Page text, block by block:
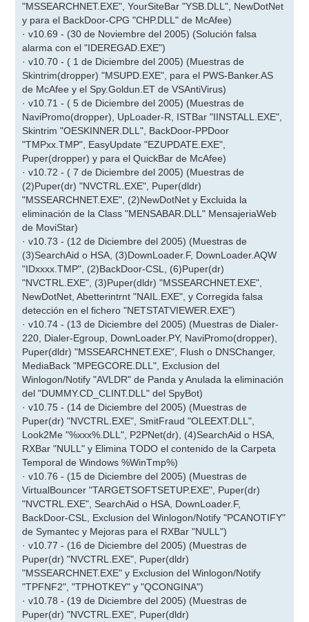
"MSSEARCHNET.EXE", YourSiteBar "YSB.DLL", NewDotNet
y para el BackDoor-CPG "CHP.DLL" de McAfee)
· v10.69 - (30 de Noviembre del 2005) (Solución falsa
alarma con el "IDEREGAD.EXE")
· v10.70 - ( 1 de Diciembre del 2005) (Muestras de
Skintrim(dropper) "MSUPD.EXE", para el PWS-Banker.AS
de McAfee y el Spy.Goldun.ET de VSAntiVirus)
· v10.71 - ( 5 de Diciembre del 2005) (Muestras de
NaviPromo(dropper), UpLoader-R, ISTBar "IINSTALL.EXE",
Skintrim "OESKINNER.DLL", BackDoor-PPDoor
"TMPxx.TMP", EasyUpdate "EZUPDATE.EXE",
Puper(dropper) y para el QuickBar de McAfee)
· v10.72 - ( 7 de Diciembre del 2005) (Muestras de
(2)Puper(dr) "NVCTRL.EXE", Puper(dldr)
"MSSEARCHNET.EXE", (2)NewDotNet y Excluida la
eliminación de la Class "MENSABAR.DLL" MensajeriaWeb
de MoviStar)
· v10.73 - (12 de Diciembre del 2005) (Muestras de
(3)SearchAid o HSA, (3)DownLoader.F, DownLoader.AQW
"IDxxxx.TMP", (2)BackDoor-CSL, (6)Puper(dr)
"NVCTRL.EXE", (3)Puper(dldr) "MSSEARCHNET.EXE",
NewDotNet, Abetterintrnt "NAIL.EXE", y Corregida falsa
detección en el fichero "NETSTATVIEWER.EXE")
· v10.74 - (13 de Diciembre del 2005) (Muestras de Dialer-
220, Dialer-Egroup, DownLoader.PY, NaviPromo(dropper),
Puper(dldr) "MSSEARCHNET.EXE", Flush o DNSChanger,
MediaBack "MPEGCORE.DLL", Exclusion del
Winlogon/Notify "AVLDR" de Panda y Anulada la eliminación
del "DUMMY.CD_CLINT.DLL" del SpyBot)
· v10.75 - (14 de Diciembre del 2005) (Muestras de
Puper(dr) "NVCTRL.EXE", SmitFraud "OLEEXT.DLL",
Look2Me "%xxx%.DLL", P2PNet(dr), (4)SearchAid o HSA,
RXBar "NULL" y Elimina TODO el contenido de la Carpeta
Temporal de Windows %WinTmp%)
· v10.76 - (15 de Diciembre del 2005) (Muestras de
VirtualBouncer "TARGETSOFTSETUP.EXE", Puper(dr)
"NVCTRL.EXE", SearchAid o HSA, DownLoader.F,
BackDoor-CSL, Exclusion del Winlogon/Notify "PCANOTIFY"
de Symantec y Mejoras para el RXBar "NULL")
· v10.77 - (16 de Diciembre del 2005) (Muestras de
Puper(dr) "NVCTRL.EXE", Puper(dldr)
"MSSEARCHNET.EXE" y Exclusion del Winlogon/Notify
"TPFNF2", "TPHOTKEY" y "QCONGINA")
· v10.78 - (19 de Diciembre del 2005) (Muestras de
Puper(dr) "NVCTRL.EXE", Puper(dldr)